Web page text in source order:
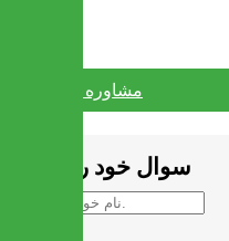
مشاوره واتس آپ
سوال خود را بپرسید